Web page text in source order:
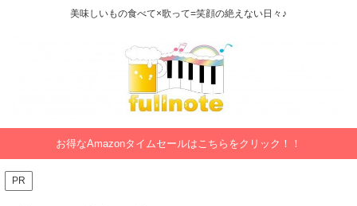
美味しいもの食べて×歌って=笑顔の絶えない日々♪
お得なAmazonタイムセールはこちらをクリック！！
PR